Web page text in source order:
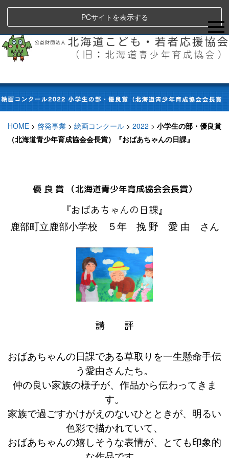
PCサイトを表示する
HOME > 啓発事業 > 絵画コンクール > 2022 > 小学生の部・優良賞
（北海道青少年育成協会会長賞）『おばあちゃんの日課』
優 良 賞 （北海道青少年育成協会会長賞）
『おばあちゃんの日課』
鹿部町立鹿部小学校 ５年 挽 野 愛 由 さん
講 評
おばあちゃんの日課である草取りを一生懸命手伝
う愛由さんたち。
仲の良い家族の様子が、作品から伝わってきま
す。
家族で過ごすかけがえのないひとときが、明るい
色彩で描かれていて、
おばあちゃんの嬉しそうな表情が、とても印象的